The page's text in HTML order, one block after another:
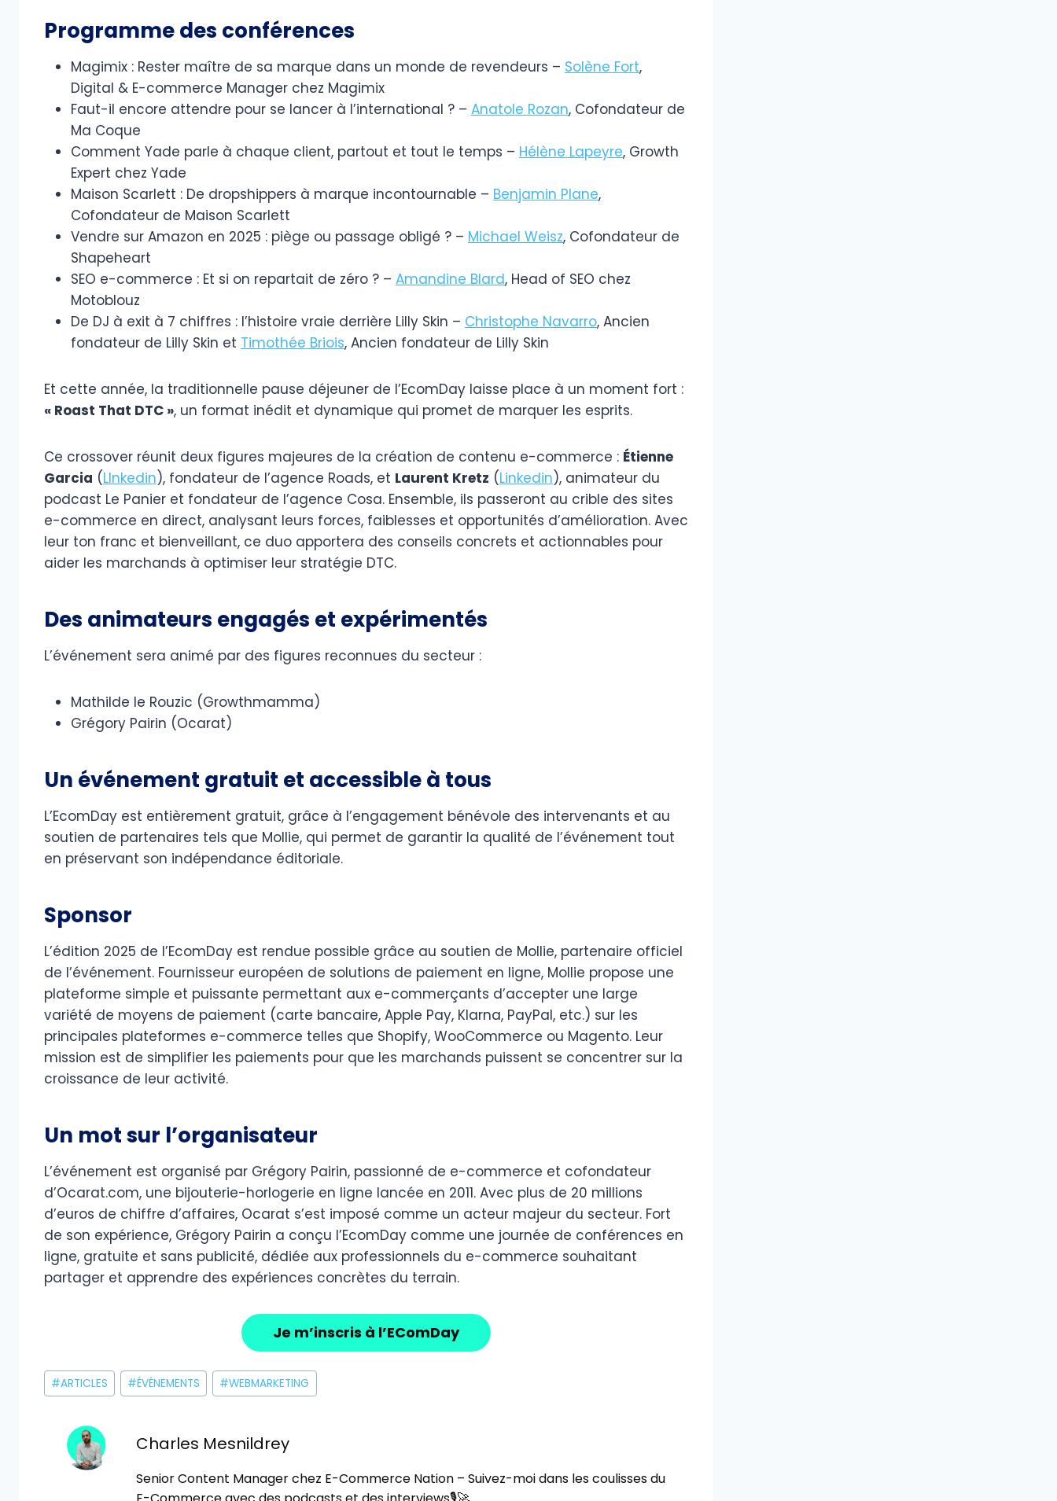
Programme des conférences
Magimix : Rester maître de sa marque dans un monde de revendeurs​ – Solène Fort,
Digital & E-commerce Manager chez Magimix
Faut-il encore attendre pour se lancer à l’international ? – Anatole Rozan, Cofondateur de
Ma Coque
Comment Yade parle à chaque client, partout et tout le temps – Hélène Lapeyre, Growth
Expert chez Yade
Maison Scarlett : De dropshippers à marque incontournable – Benjamin Plane,
Cofondateur de Maison Scarlett
Vendre sur Amazon en 2025 : piège ou passage obligé ? – Michael Weisz, Cofondateur de
Shapeheart
SEO e-commerce : Et si on repartait de zéro ? – Amandine Blard, Head of SEO chez
Motoblouz
De DJ à exit à 7 chiffres : l’histoire vraie derrière Lilly Skin – Christophe Navarro, Ancien
fondateur de Lilly Skin et Timothée Briois, Ancien fondateur de Lilly Skin
Et cette année, la traditionnelle pause déjeuner de l’EcomDay laisse place à un moment fort :
« Roast That DTC », un format inédit et dynamique qui promet de marquer les esprits.
Ce crossover réunit deux figures majeures de la création de contenu e-commerce : Étienne
Garcia (LInkedin), fondateur de l’agence Roads, et Laurent Kretz (Linkedin), animateur du
podcast Le Panier et fondateur de l’agence Cosa. Ensemble, ils passeront au crible des sites
e-commerce en direct, analysant leurs forces, faiblesses et opportunités d’amélioration. Avec
leur ton franc et bienveillant, ce duo apportera des conseils concrets et actionnables pour
aider les marchands à optimiser leur stratégie DTC.
Des animateurs engagés et expérimentés
L’événement sera animé par des figures reconnues du secteur :
Mathilde le Rouzic (Growthmamma)
Grégory Pairin (Ocarat)
Un événement gratuit et accessible à tous
L’EcomDay est entièrement gratuit, grâce à l’engagement bénévole des intervenants et au
soutien de partenaires tels que Mollie, qui permet de garantir la qualité de l’événement tout
en préservant son indépendance éditoriale.
Sponsor
L’édition 2025 de l’EcomDay est rendue possible grâce au soutien de Mollie, partenaire officiel
de l’événement. Fournisseur européen de solutions de paiement en ligne, Mollie propose une
plateforme simple et puissante permettant aux e-commerçants d’accepter une large
variété de moyens de paiement (carte bancaire, Apple Pay, Klarna, PayPal, etc.) sur les
principales plateformes e-commerce telles que Shopify, WooCommerce ou Magento. Leur
mission est de simplifier les paiements pour que les marchands puissent se concentrer sur la
croissance de leur activité.
Un mot sur l’organisateur
L’événement est organisé par Grégory Pairin, passionné de e-commerce et cofondateur
d’Ocarat.com, une bijouterie-horlogerie en ligne lancée en 2011. Avec plus de 20 millions
d’euros de chiffre d’affaires, Ocarat s’est imposé comme un acteur majeur du secteur. Fort
de son expérience, Grégory Pairin a conçu l’EcomDay comme une journée de conférences en
ligne, gratuite et sans publicité, dédiée aux professionnels du e-commerce souhaitant
partager et apprendre des expériences concrètes du terrain.
Je m’inscris à l’EComDay
Étiquettes
de
publication :
#ARTICLES #ÉVÉNEMENTS #WEBMARKETING
Charles Mesnildrey
Senior Content Manager chez E-Commerce Nation – Suivez-moi dans les coulisses du